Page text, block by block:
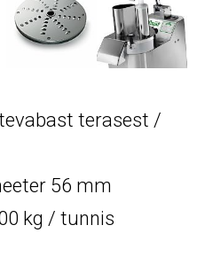
terasest /
56 mm
kg / tunnis